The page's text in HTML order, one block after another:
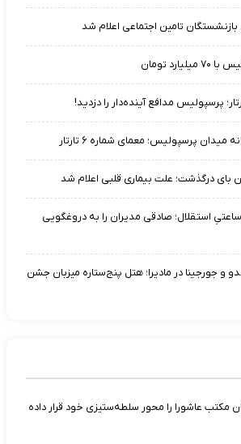
تامین اجتماعی اعلام شد
تومان
پرسپولیس مدافع آینده‌دار را دزدید!
پرسپولیس؛ معمای شماره ۶ تارتار
بای درگذشت؛ علت بیماری قلبی اعلام شد
استقلال؛ صادقی مدیران را به دروغگویی
و جورجینا در مادیرا؛ هتل پنج‌ستاره میزبان جشن
مکتب عاشورا را محور سلطه‌ستیزی خود قرار داده